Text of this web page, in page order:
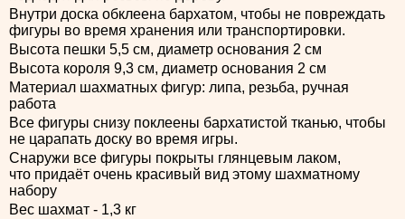
Внутри доска обклеена бархатом, чтобы не повреждать
фигуры во время хранения или транспортировки.
Высота пешки 5,5 см, диаметр основания 2 см
Высота короля 9,3 см, диаметр основания 2 см
Материал шахматных фигур: липа, резьба, ручная
работа
Все фигуры снизу поклеены бархатистой тканью, чтобы
не царапать доску во время игры.
Снаружи все фигуры покрыты глянцевым лаком,
что придаёт очень красивый вид этому шахматному
набору
Вес шахмат - 1,3 кг